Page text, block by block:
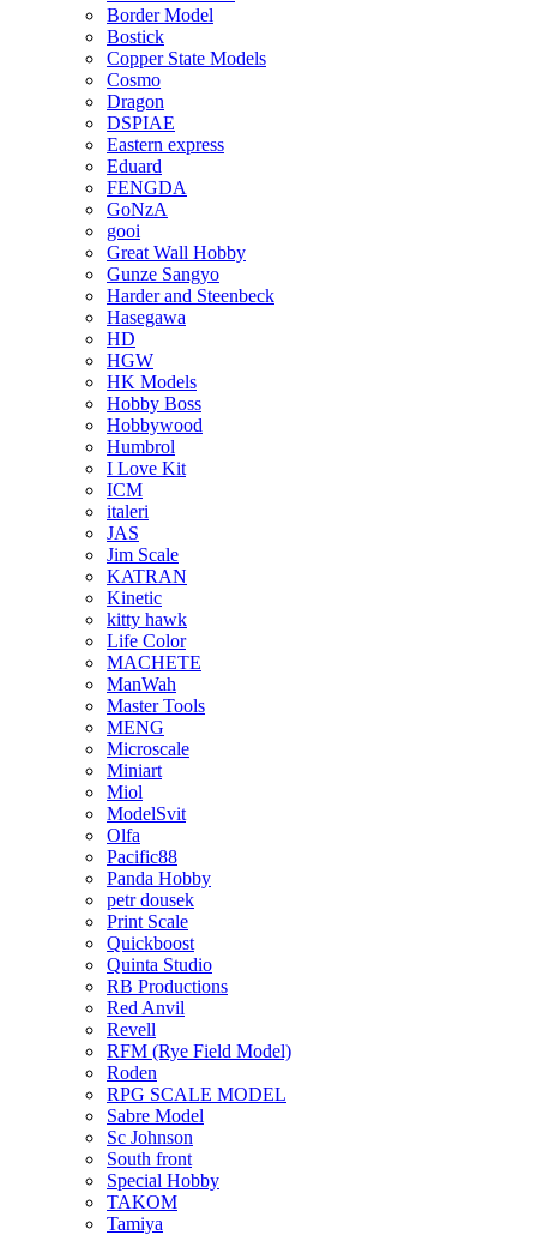
Border Model
Bostick
Copper State Models
Cosmo
Dragon
DSPIAE
Eastern express
Eduard
FENGDA
GoNzA
gooi
Great Wall Hobby
Gunze Sangyo
Harder and Steenbeck
Hasegawa
HD
HGW
HK Models
Hobby Boss
Hobbywood
Humbrol
I Love Kit
ICM
italeri
JAS
Jim Scale
KATRAN
Kinetic
kitty hawk
Life Color
MACHETE
ManWah
Master Tools
MENG
Microscale
Miniart
Miol
ModelSvit
Olfa
Pacific88
Panda Hobby
petr dousek
Print Scale
Quickboost
Quinta Studio
RB Productions
Red Anvil
Revell
RFM (Rye Field Model)
Roden
RPG SCALE MODEL
Sabre Model
Sc Johnson
South front
Special Hobby
TAKOM
Tamiya